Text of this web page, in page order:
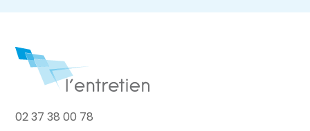
02 37 38 00 78